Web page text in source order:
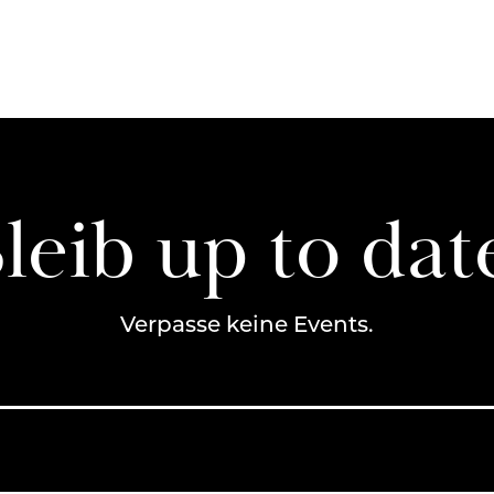
up to
Verpasse keine Events.